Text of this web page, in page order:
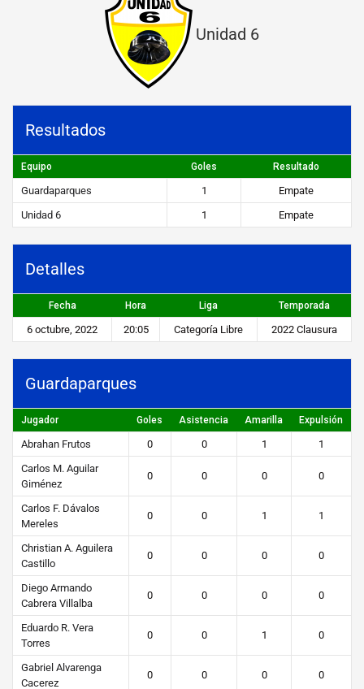
s
v
s
U
d
a
d
STEIBI
https://steibi.org.py/wp-
content/uploads/2019/04/STEIBI-
WEB-
2.png
Unidad 6
Resultados
Equipo Goles Resultado
Guardaparques 1
Empate
Unidad 6
1 Empate
Detalles
Fecha Hora Liga Temporada
6 octubre, 2022 20:05 Categoría Libre 2022 Clausura
Guardaparques
Jugador Goles Asistencia Amarilla Expulsión
Abrahan Frutos 0 0 1
1
Carlos M. Aguilar
Giménez
0 0 0 0
Carlos F. Dávalos
Mereles
0 0 1 1
Christian A. Aguilera
Castillo
0 0 0 0
Diego Armando
Cabrera Villalba
0 0 0 0
Eduardo R. Vera
Torres
0 0 1 0
Gabriel Alvarenga
Cacerez
0 0 0 0